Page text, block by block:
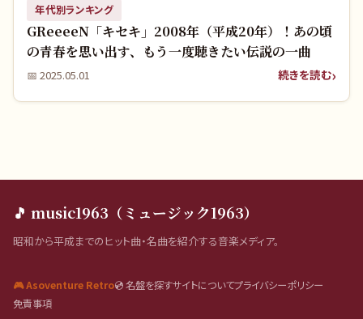
年代別ランキング
GReeeeN「キセキ」2008年（平成20年）！あの頃
の青春を思い出す、もう一度聴きたい伝説の一曲
📅 2025.05.01 続きを読む
🎵 music1963（ミュージック1963）
昭和から平成までのヒット曲・名曲を紹介する音楽メディア。
🎮 Asoventure Retro💿 名盤を探すサイトについてプライバシーポリシー
免責事項